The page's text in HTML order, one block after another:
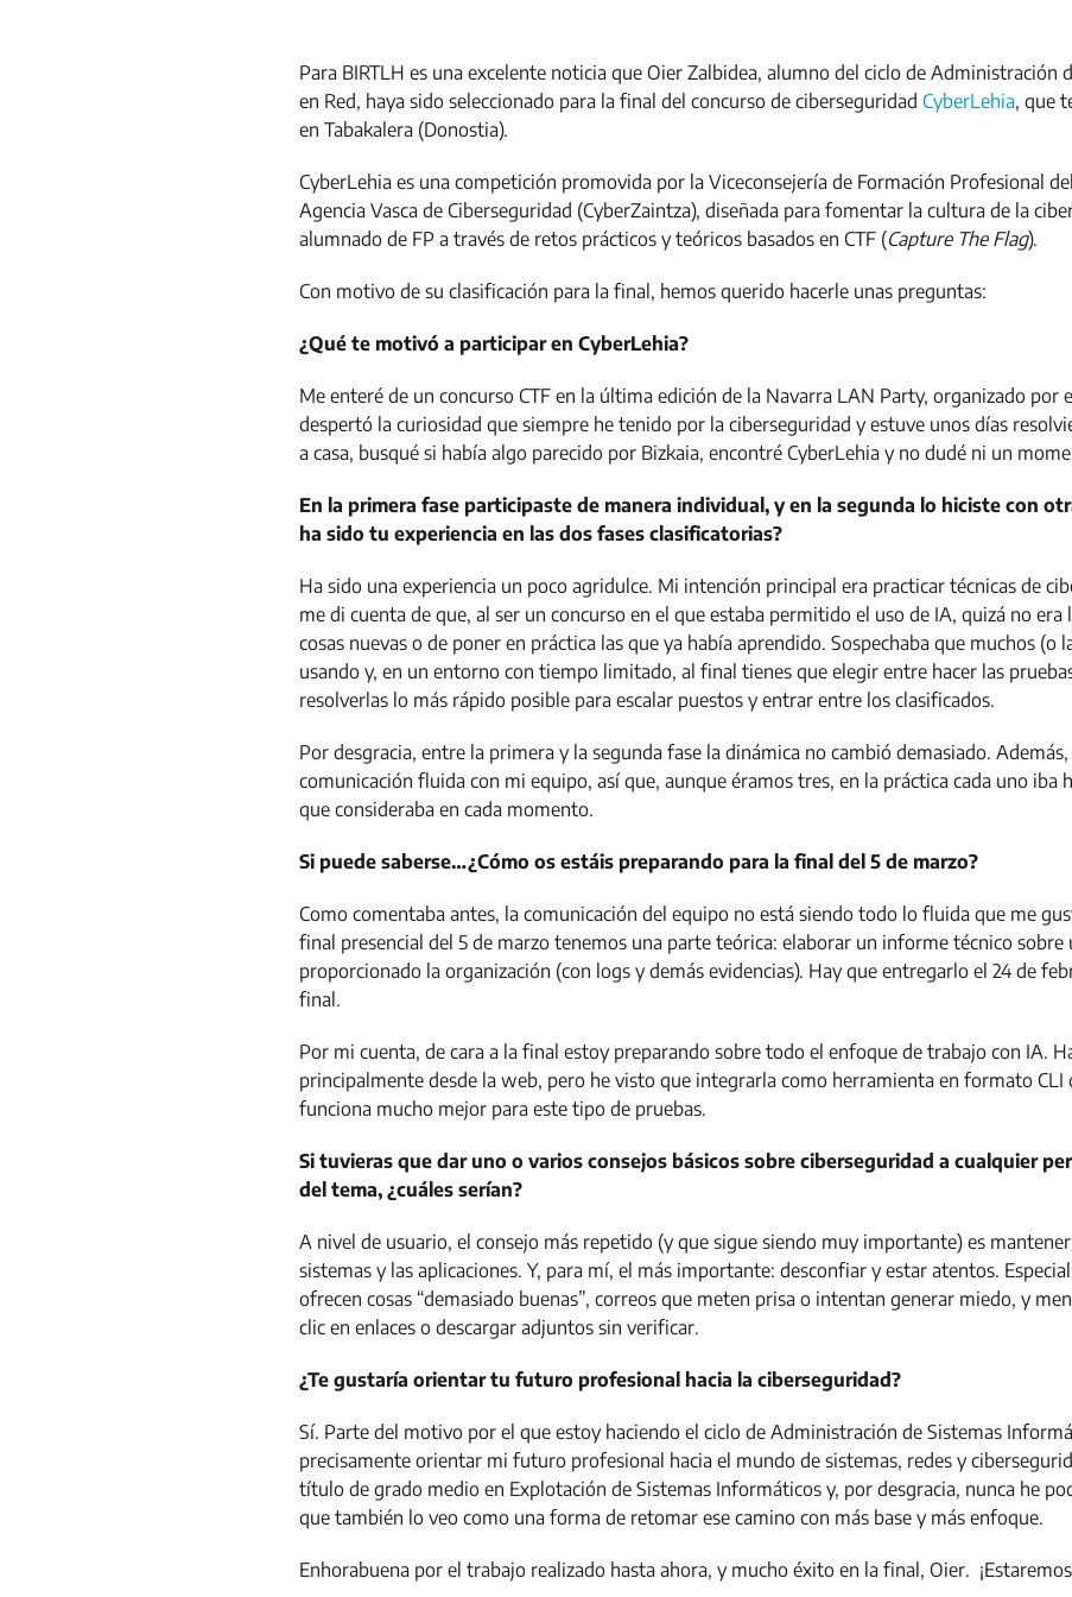
Para BIRTLH es una excelente noticia que Oier Zalbidea, alumno del ciclo de Administración
en Red, haya sido seleccionado para la final del concurso de ciberseguridad CyberLehia, que
en Tabakalera (Donostia).
CyberLehia es una competición promovida por la Viceconsejería de Formación Profesional
Agencia Vasca de Ciberseguridad (CyberZaintza), diseñada para fomentar la cultura de la
alumnado de FP a través de retos prácticos y teóricos basados en CTF (Capture The Flag).
Con motivo de su clasificación para la final, hemos querido hacerle unas preguntas:
¿Qué te motivó a participar en CyberLehia?
Me enteré de un concurso CTF en la última edición de la Navarra LAN Party, organizado por
despertó la curiosidad que siempre he tenido por la ciberseguridad y estuve unos días
a casa, busqué si había algo parecido por Bizkaia, encontré CyberLehia y no dudé ni un
En la primera fase participaste de manera individual, y en la segunda lo hiciste con
ha sido tu experiencia en las dos fases clasificatorias?
Ha sido una experiencia un poco agridulce. Mi intención principal era practicar técnicas de
me di cuenta de que, al ser un concurso en el que estaba permitido el uso de IA, quizá no
cosas nuevas o de poner en práctica las que ya había aprendido. Sospechaba que muchos (o
usando y, en un entorno con tiempo limitado, al final tienes que elegir entre hacer las
resolverlas lo más rápido posible para escalar puestos y entrar entre los clasificados.
Por desgracia, entre la primera y la segunda fase la dinámica no cambió demasiado.
comunicación fluida con mi equipo, así que, aunque éramos tres, en la práctica cada uno iba
que consideraba en cada momento.
Si puede saberse…¿Cómo os estáis preparando para la final del 5 de marzo?
Como comentaba antes, la comunicación del equipo no está siendo todo lo fluida que me
final presencial del 5 de marzo tenemos una parte teórica: elaborar un informe técnico sobre
proporcionado la organización (con logs y demás evidencias). Hay que entregarlo el 24 de
final.
Por mi cuenta, de cara a la final estoy preparando sobre todo el enfoque de trabajo con IA.
principalmente desde la web, pero he visto que integrarla como herramienta en formato
funciona mucho mejor para este tipo de pruebas.
Si tuvieras que dar uno o varios consejos básicos sobre ciberseguridad a cualquier
del tema, ¿cuáles serían?
A nivel de usuario, el consejo más repetido (y que sigue siendo muy importante) es
sistemas y las aplicaciones. Y, para mí, el más importante: desconfiar y estar atentos.
ofrecen cosas “demasiado buenas”, correos que meten prisa o intentan generar miedo, y
clic en enlaces o descargar adjuntos sin verificar.
¿Te gustaría orientar tu futuro profesional hacia la ciberseguridad?
Sí. Parte del motivo por el que estoy haciendo el ciclo de Administración de Sistemas
precisamente orientar mi futuro profesional hacia el mundo de sistemas, redes y
título de grado medio en Explotación de Sistemas Informáticos y, por desgracia, nunca he
que también lo veo como una forma de retomar ese camino con más base y más enfoque.
Enhorabuena por el trabajo realizado hasta ahora, y mucho éxito en la final, Oier.